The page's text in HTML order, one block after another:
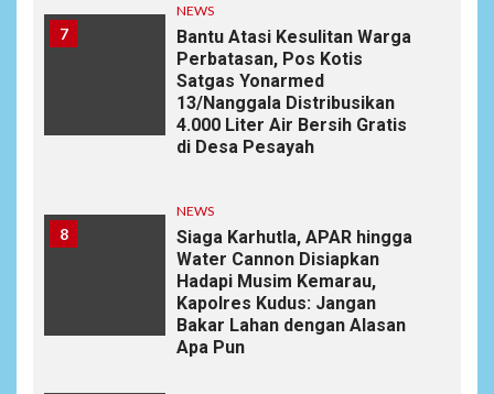
7
NEWS
Bantu Atasi Kesulitan Warga
Perbatasan, Pos Kotis
Satgas Yonarmed
13/Nanggala Distribusikan
4.000 Liter Air Bersih Gratis
di Desa Pesayah
8
NEWS
Siaga Karhutla, APAR hingga
Water Cannon Disiapkan
Hadapi Musim Kemarau,
Kapolres Kudus: Jangan
Bakar Lahan dengan Alasan
Apa Pun